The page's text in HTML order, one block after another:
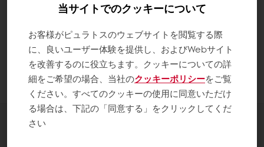
A: 一旦ご注文を確定すると、MyPuratosでは納
品希望日の変更ができません。
納品希望日についてご不明な点がございました
ら、カスタマーサービスまでお気軽にお問い合わ
せください。
当サイトでのクッキーについて
お客様がピュラトスのウェブサイトを閲覧する際
に、良いユーザー体験を提供し、およびWebサイト
を改善するのに役立ちます。クッキーについての詳
細をご希望の場合、当社のクッキーポリシーをご覧
ください。すべてのクッキーの使用に同意いただけ
る場合は、下記の「同意する」をクリックしてくだ
さい
製品ラインナップ